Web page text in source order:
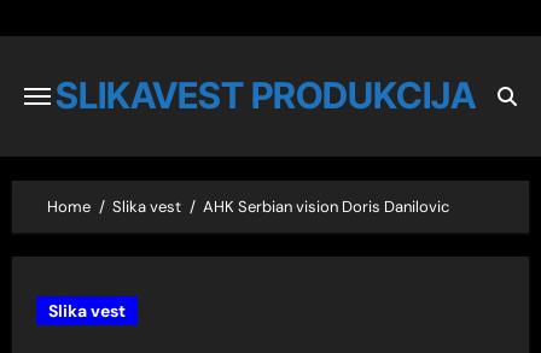
SLIKAVEST PRODUKCIJA
Home Slika vest AHK Serbian vision Doris Danilovic
Slika vest